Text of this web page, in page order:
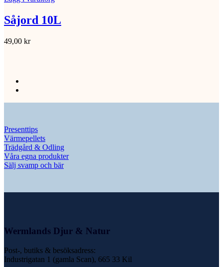
Såjord 10L
49,00 kr
Presenttips
Värmepellets
Trädgård & Odling
Våra egna produkter
Sälj svamp och bär
Wermlands Djur & Natur
Post-, butiks & besöksadress:
Industrigatan 1 (gamla Scan), 665 33 Kil